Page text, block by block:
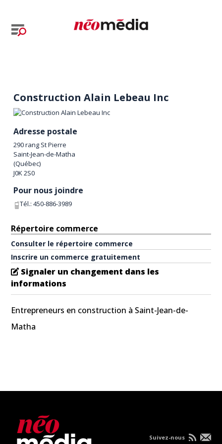
Construction Alain Lebeau Inc
Adresse postale
290 rang St Pierre
Saint-Jean-de-Matha
(Québec)
J0K 2S0
Pour nous joindre
Tél.:450-886-3989
Répertoire commerce
Consulter le répertoire commerce
Inscrire un commerce gratuitement
Signaler un changement dans les
informations
Entrepreneurs en construction à Saint-Jean-de-
Matha
Suivez-nous